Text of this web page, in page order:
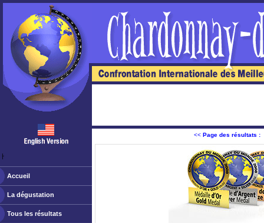
ￂﾠ
Accueil
La dégustation
Tous les résultats
<< Page des résultats :